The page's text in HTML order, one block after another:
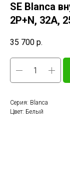
SE Blanca
2Р+N, 32А,
35 700 р.
Серия: Blanca
Цвет: Белый